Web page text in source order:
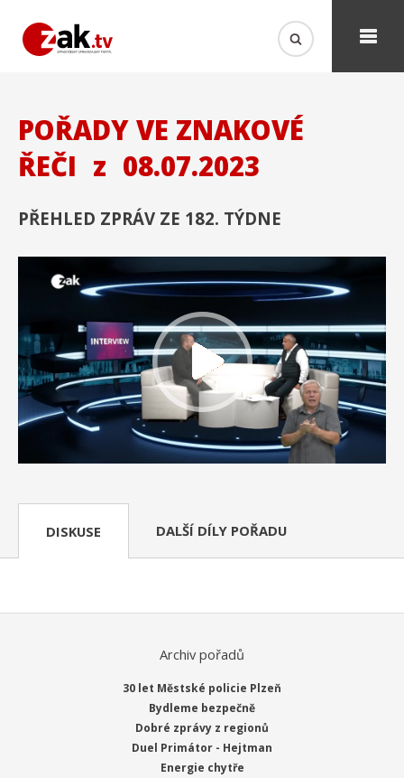
POŘADY VE ZNAKOVÉ
ŘEČI z 08.07.2023
PŘEHLED ZPRÁV ZE 182. TÝDNE
DISKUSE DALŠÍ DÍLY POŘADU
Archiv pořadů
30 let Městské policie Plzeň
Bydleme bezpečně
Dobré zprávy z regionů
Duel Primátor - Hejtman
Energie chytře